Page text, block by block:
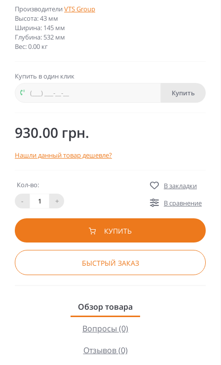
Производители VTS Group
Высота: 43 мм
Ширина: 145 мм
Глубина: 532 мм
Вес: 0.00 кг
Купить в один клик
Купить
930.00 грн.
Нашли данный товар дешевле?
Кол-во:
-
+
В закладки
В сравнение
КУПИТЬ
БЫСТРЫЙ ЗАКАЗ
Обзор товара
Вопросы (0)
Отзывов (0)